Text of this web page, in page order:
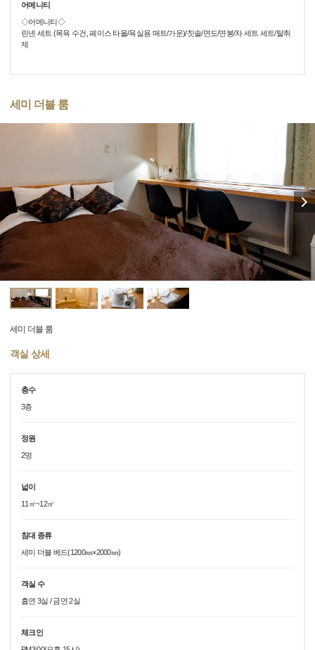
어메니티
◇어메니티◇
린넨 세트 (목욕 수건, 페이스 타올/욕실용 매트/가운)/칫솔/면도/면봉/차 세트 세트/탈취
제
세미 더블 룸
세미 더블 룸
객실 상세
층수
3층
정원
2명
넓이
11㎡~12㎡
침대 종류
세미 더블 베드(1200㎜×2000㎜)
객실 수
흡연 3실 / 금연 2실
체크인